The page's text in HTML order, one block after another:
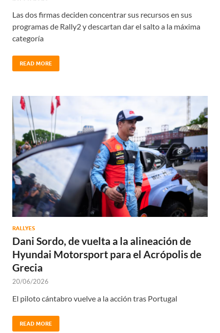
Las dos firmas deciden concentrar sus recursos en sus
programas de Rally2 y descartan dar el salto a la máxima
categoría
READ MORE
RALLYES
Dani Sordo, de vuelta a la alineación de
Hyundai Motorsport para el Acrópolis de
Grecia
20/06/2026
El piloto cántabro vuelve a la acción tras Portugal
READ MORE